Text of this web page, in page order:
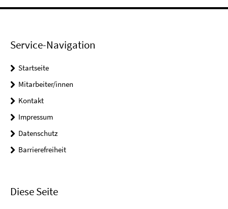
Service-Navigation
Startseite
Mitarbeiter/innen
Kontakt
Impressum
Datenschutz
Barrierefreiheit
Diese Seite